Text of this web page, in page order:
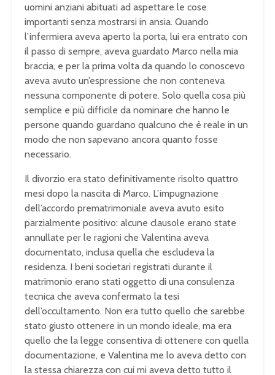
uomini anziani abituati ad aspettare le cose
importanti senza mostrarsi in ansia. Quando
l’infermiera aveva aperto la porta, lui era entrato con
il passo di sempre, aveva guardato Marco nella mia
braccia, e per la prima volta da quando lo conoscevo
aveva avuto un’espressione che non conteneva
nessuna componente di potere. Solo quella cosa più
semplice e più difficile da nominare che hanno le
persone quando guardano qualcuno che è reale in un
modo che non sapevano ancora quanto fosse
necessario.
Il divorzio era stato definitivamente risolto quattro
mesi dopo la nascita di Marco. L’impugnazione
dell’accordo prematrimoniale aveva avuto esito
parzialmente positivo: alcune clausole erano state
annullate per le ragioni che Valentina aveva
documentato, inclusa quella che escludeva la
residenza. I beni societari registrati durante il
matrimonio erano stati oggetto di una consulenza
tecnica che aveva confermato la tesi
dell’occultamento. Non era tutto quello che sarebbe
stato giusto ottenere in un mondo ideale, ma era
quello che la legge consentiva di ottenere con quella
documentazione, e Valentina me lo aveva detto con
la stessa chiarezza con cui mi aveva detto tutto il